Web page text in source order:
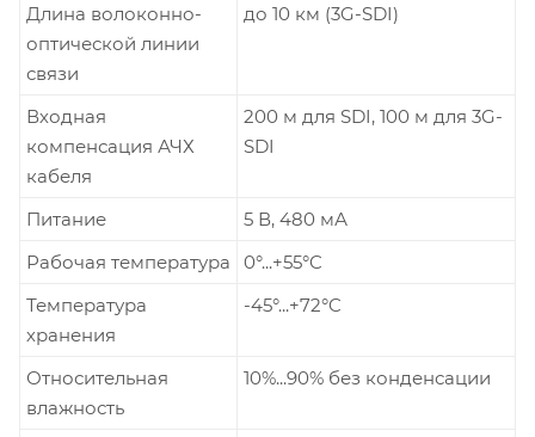
Длина волоконно-
оптической линии
связи
до 10 км (3G-SDI)
Входная
компенсация АЧХ
кабеля
200 м для SDI, 100 м для 3G-
SDI
Питание
5 В, 480 мА
Рабочая температура
0°...+55°C
Температура
хранения
-45°...+72°C
Относительная
влажность
10%...90% без конденсации